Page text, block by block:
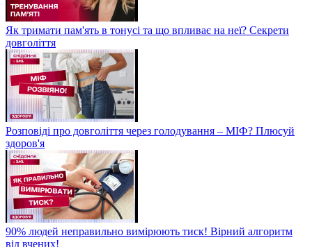
Як тримати пам'ять в тонусі та що впливає на неї? Секрети
довголіття
Розповіді про довголіття через голодування – МІФ? Плюсуй
здоров'я
90% людей неправильно вимірюють тиск! Вірний алгоритм
від вчених!